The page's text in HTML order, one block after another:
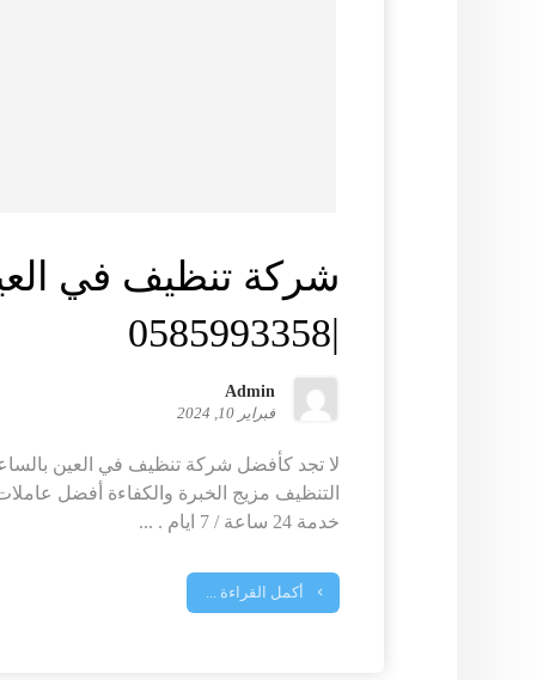
شركة تنظيف في
|0585993358
Admin
فبراير 10, 2024
لا تجد كأفضل شركة تنظيف في العين
التنظيف مزيج الخبرة والكفاءة أفضل
خدمة 24 ساعة / 7 ايام . ...
أكمل القراءة ...